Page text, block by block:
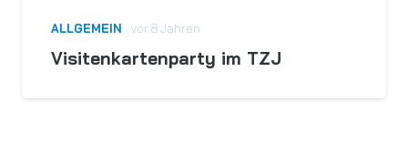
ALLGEMEIN vor 8 Jahren
Visitenkartenparty im TZJ